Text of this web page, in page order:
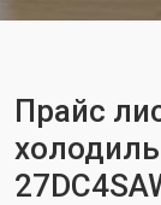
Прайс